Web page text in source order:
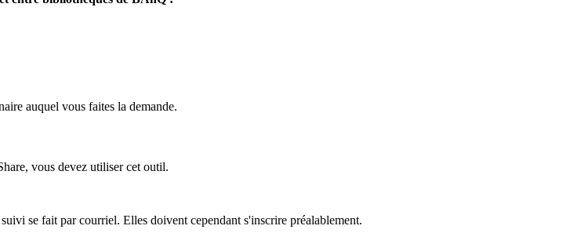
auquel vous faites la demande.
vous devez utiliser cet outil.
se fait par courriel. Elles doivent cependant s'inscrire préalablement.